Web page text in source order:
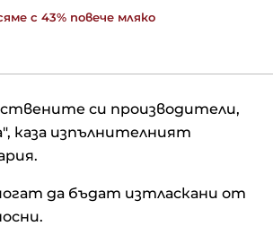
с 43% повече мляко
си производители,
каза изпълнителният
да бъдат изтласкани от
Проучване: Дълговата тежест за
Анализатор: За Тръмп ще е по-
лесно да прехвърли войната